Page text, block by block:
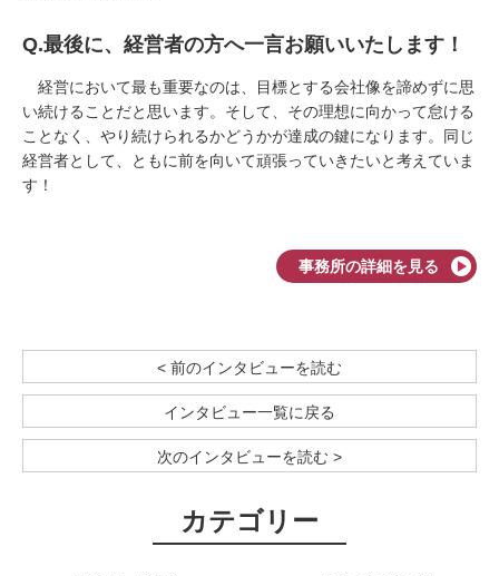
Q.最後に、経営者の方へ一言お願いいたします！
経営において最も重要なのは、目標とする会社像を諦めずに思
い続けることだと思います。そして、その理想に向かって怠ける
ことなく、やり続けられるかどうかが達成の鍵になります。同じ
経営者として、ともに前を向いて頑張っていきたいと考えていま
す！
事務所の詳細を見る
< 前のインタビューを読む
インタビュー一覧に戻る
次のインタビューを読む >
カテゴリー